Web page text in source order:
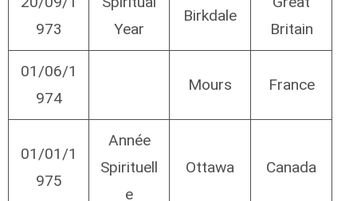
973
Year
Birkdale
Britain
01/06/1
974
Mours France
01/01/1
975
Année
Spirituell
e
Ottawa Canada